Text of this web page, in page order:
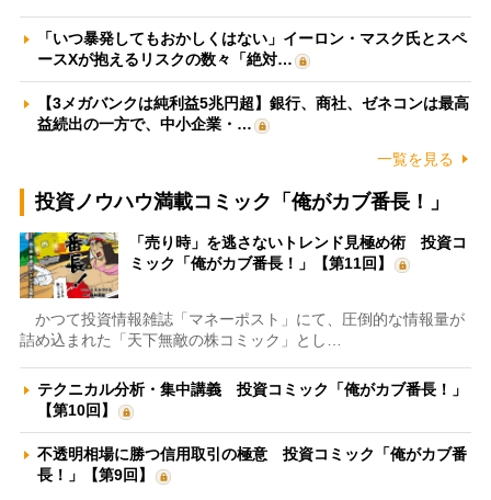
「いつ暴発してもおかしくはない」イーロン・マスク氏とスペ
ースXが抱えるリスクの数々「絶対…
【3メガバンクは純利益5兆円超】銀行、商社、ゼネコンは最高
益続出の一方で、中小企業・…
一覧を見る
投資ノウハウ満載コミック「俺がカブ番長！」
「売り時」を逃さないトレンド見極め術 投資コ
ミック「俺がカブ番長！」【第11回】
かつて投資情報雑誌「マネーポスト」にて、圧倒的な情報量が
詰め込まれた「天下無敵の株コミック」とし…
テクニカル分析・集中講義 投資コミック「俺がカブ番長！」
【第10回】
不透明相場に勝つ信用取引の極意 投資コミック「俺がカブ番
長！」【第9回】